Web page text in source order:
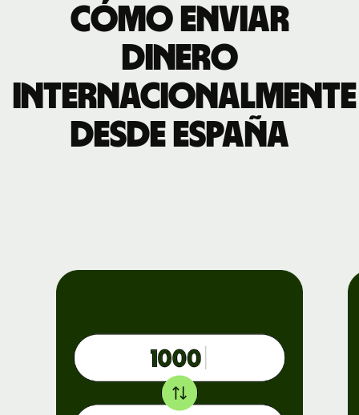
Cómo enviar
dinero
internacionalmente
desde España